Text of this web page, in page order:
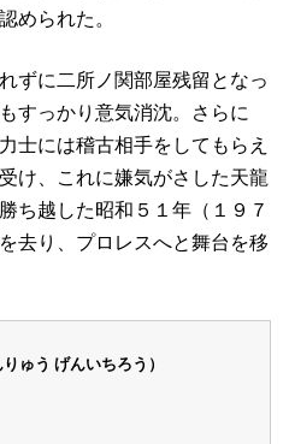
められた。
ずに二所ノ関部屋残留となっ
すっかり意気消沈。さらに
士には稽古相手をしてもらえ
け、これに嫌気がさした天龍
ち越した昭和５１年（１９７
去り、プロレスへと舞台を移
ゅう げんいちろう）